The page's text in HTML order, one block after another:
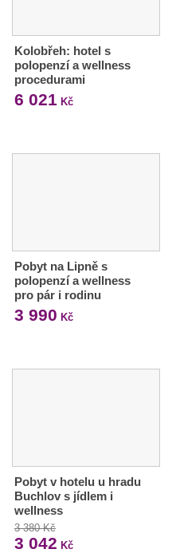
Kolobřeh: hotel s
polopenzí a wellness
procedurami
6 021 Kč
Pobyt na Lipně s
polopenzí a wellness
pro pár i rodinu
3 990 Kč
Pobyt v hotelu u hradu
Buchlov s jídlem i
wellness
3 380 Kč
3 042 Kč